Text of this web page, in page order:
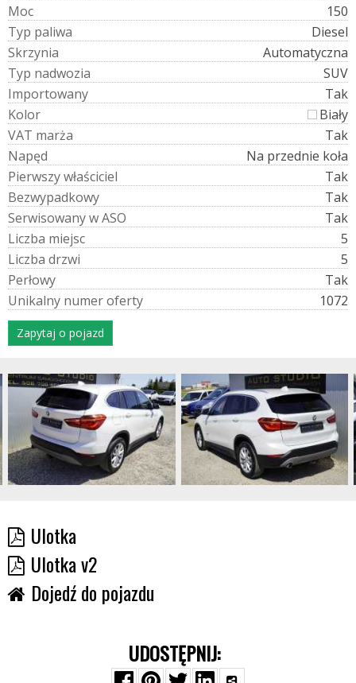
Moc
150
Typ paliwa
Diesel
Skrzynia
Automatyczna
Typ nadwozia
SUV
Importowany
Tak
Kolor
Biały
VAT marża
Tak
Napęd
Na przednie koła
Pierwszywłaściciel
Tak
Bezwypadkowy
Tak
SerwisowanywASO
Tak
Liczba miejsc
5
Liczba drzwi
5
Perłowy
Tak
Unikalny numeroferty 1072
Zapytaj o pojazd
Ulotka
Ulotka v2
Dojedź do pojazdu
UDOSTĘPNIJ: